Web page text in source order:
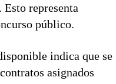
representa
público.
indica que se
asignados